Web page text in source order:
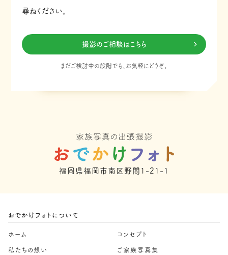
尋ねください。
撮影のご相談はこちら
まだご検討中の段階でも、お気軽にどうぞ。
福岡県福岡市南区野間1-21-1
おでかけフォトについて
ホーム コンセプト
私たちの想い ご家族写真集